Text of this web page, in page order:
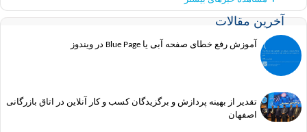
آخرین مقالات
آموزش رفع خطای صفحه آبی یا Blue Page در ویندوز
تقدیر از بهینه پردازش و برگزیدگان کسب و کار آنلاین در اتاق بازرگانی
اصفهان